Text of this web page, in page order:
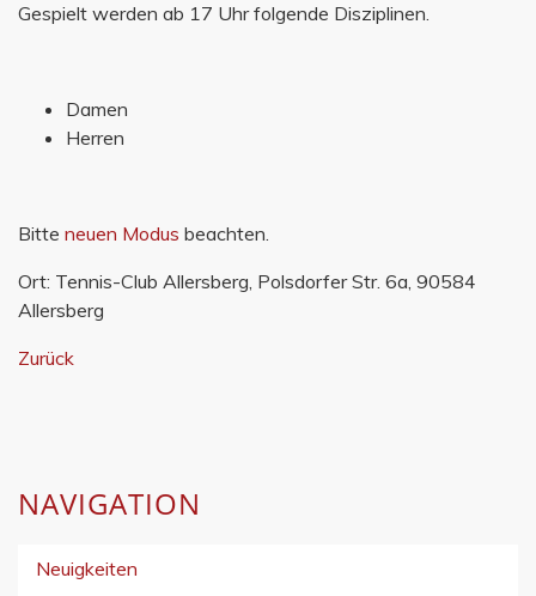
Gespielt werden ab 17 Uhr folgende Disziplinen.
Damen
Herren
Bitte neuen Modus beachten.
Ort: Tennis-Club Allersberg, Polsdorfer Str. 6a, 90584
Allersberg
Zurück
NAVIGATION
Neuigkeiten